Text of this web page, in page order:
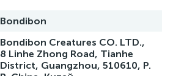
Bondibon
Bondibon Creatures CO. LTD.,
8 Linhe Zhong Road, Tianhe
District, Guangzhou, 510610, P.